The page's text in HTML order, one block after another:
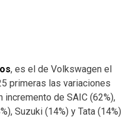
, es el de Volkswagen el
primeras las variaciones
de SAIC (62%),
Suzuki (14%) y Tata (14%)